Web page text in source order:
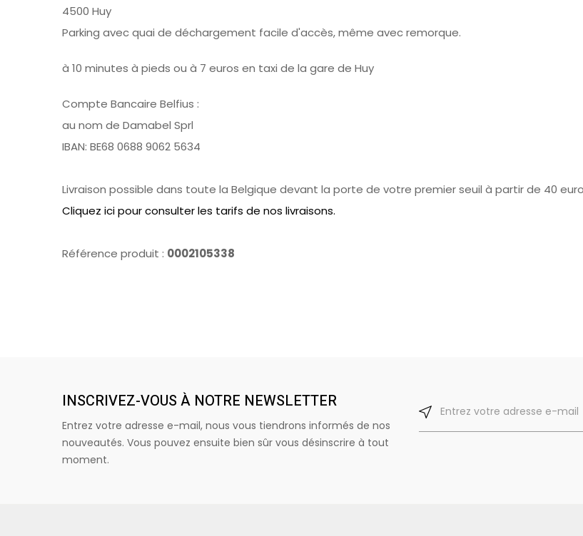
4500 Huy
Parking avec quai de déchargement facile d'accès, même avec remorque.
à 10 minutes à pieds ou à 7 euros en taxi de la gare de Huy
Compte Bancaire Belfius :
au nom de Damabel Sprl
IBAN: BE68 0688 9062 5634
Livraison possible dans toute la Belgique devant la porte de votre premier seuil à partir de 40
Cliquez ici pour consulter les tarifs de nos livraisons.
Référence produit : 0002105338
INSCRIVEZ-VOUS À NOTRE NEWSLETTER
Entrez votre adresse e-mail, nous vous tiendrons informés de nos
nouveautés. Vous pouvez ensuite bien sûr vous désinscrire à tout
moment.